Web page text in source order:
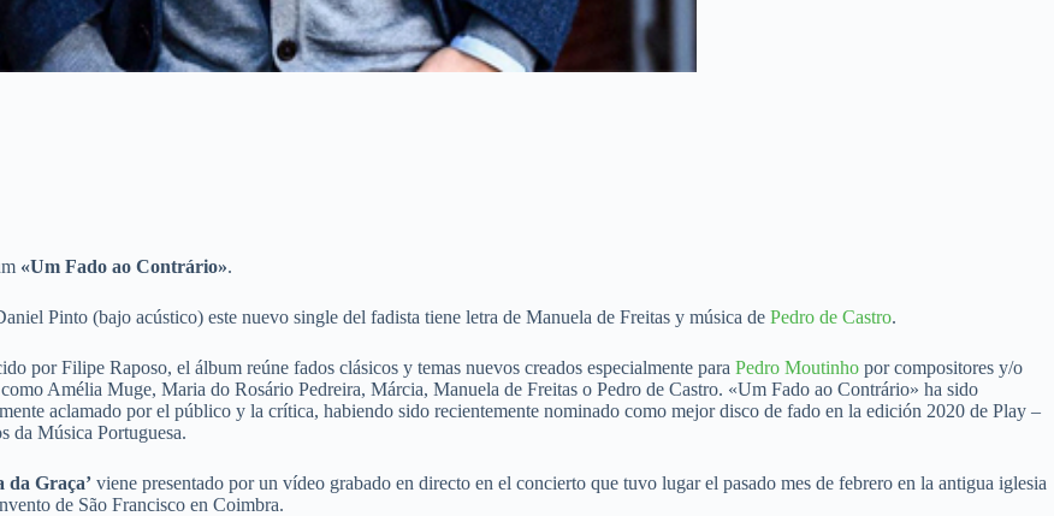
«Um Fado ao Contrário».
Pinto (bajo acústico) este nuevo single del fadista tiene letra de Manuela de Freitas y música de Pedro de Castro.
por Filipe Raposo, el álbum reúne fados clásicos y temas nuevos creados especialmente para Pedro Moutinho por compositores y/o
como Amélia Muge, Maria do Rosário Pedreira, Márcia, Manuela de Freitas o Pedro de Castro. «Um Fado ao Contrário» ha sido
aclamado por el público y la crítica, habiendo sido recientemente nominado como mejor disco de fado en la edición 2020 de Play –
da Música Portuguesa.
da Graça’ viene presentado por un vídeo grabado en directo en el concierto que tuvo lugar el pasado mes de febrero en la antigua iglesia
de São Francisco en Coimbra.